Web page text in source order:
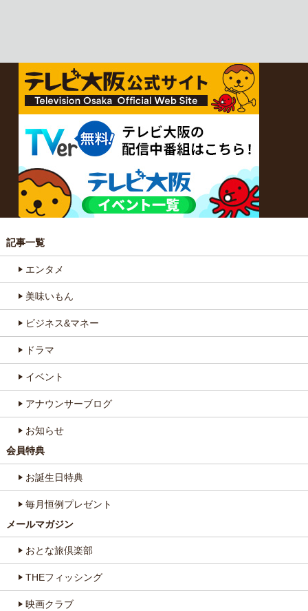
記事一覧
エンタメ
美味いもん
ビジネス&マネー
ドラマ
イベント
アナウンサーブログ
お知らせ
会員特典
お誕生日特典
毎月恒例プレゼント
メールマガジン
おとな旅倶楽部
THEフィッシング
映画クラブ